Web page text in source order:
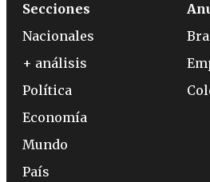
Secciones
Nacionales
+ análisis
Política
Economía
Mundo
País